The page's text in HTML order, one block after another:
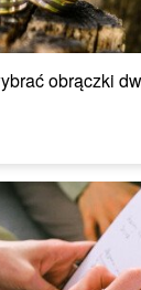
obrączki